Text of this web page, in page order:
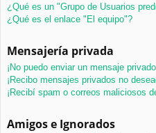
¿Qué es un "Grupo de Usuarios
¿Qué es el enlace "El equipo"?
Mensajería privada
¡No puedo enviar un mensaje
¡Recibo mensajes privados no
¡Recibí spam o correos maliciosos
Amigos e Ignorados